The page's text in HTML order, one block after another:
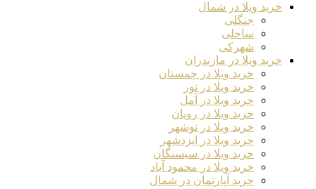
خرید ویلا در شمال
جنگلی
ساحلی
شهرکی
خرید ویلا در مازندران
خرید ویلا در چمستان
خرید ویلا در نور
خرید ویلا در آمل
خرید ویلا در رویان
خرید ویلا در نوشهر
خرید ویلا در ایزدشهر
خرید ویلا در سیسنگان
خرید ویلا در محمود آباد
خرید آپارتمان در شمال